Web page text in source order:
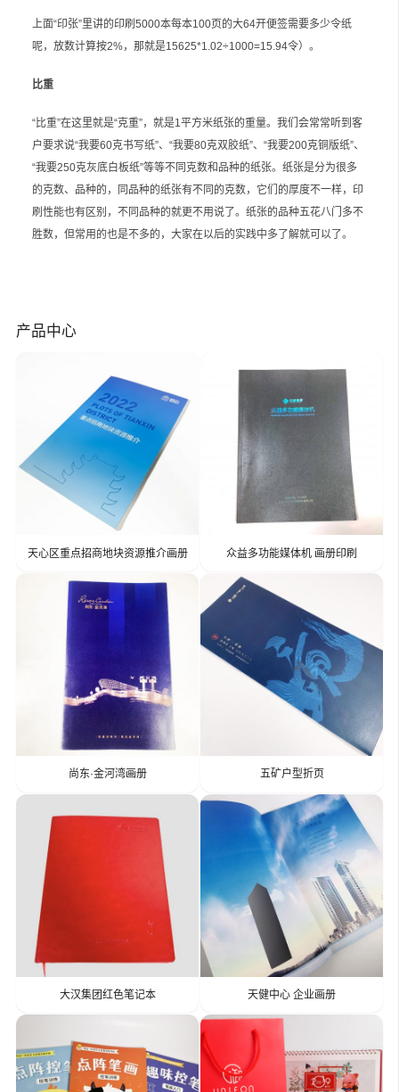
上面“印张”里讲的印刷5000本每本100页的大64开便签需要多少令纸
呢，放数计算按2%，那就是15625*1.02÷1000=15.94令）。
比重
“比重”在这里就是“克重”，就是1平方米纸张的重量。我们会常常听到客
户要求说“我要60克书写纸”、“我要80克双胶纸”、“我要200克铜版纸”、
“我要250克灰底白板纸”等等不同克数和品种的纸张。纸张是分为很多
的克数、品种的，同品种的纸张有不同的克数，它们的厚度不一样，印
刷性能也有区别，不同品种的就更不用说了。纸张的品种五花八门多不
胜数，但常用的也是不多的，大家在以后的实践中多了解就可以了。
产品中心
天心区重点招商地块资源推介画册 众益多功能媒体机 画册印刷
尚东·金河湾画册 五矿户型折页
大汉集团红色笔记本 天健中心 企业画册